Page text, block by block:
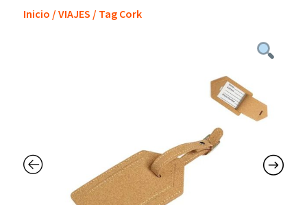
Inicio / VIAJES / Tag Cork